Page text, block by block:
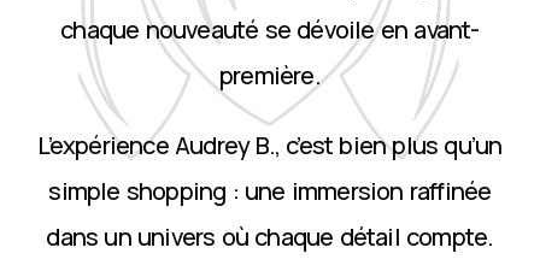
chaque nouveauté se dévoile en avant-
première.
L’expérience Audrey B., c’est bien plus qu’un
simple shopping : une immersion raffinée
dans un univers où chaque détail compte.